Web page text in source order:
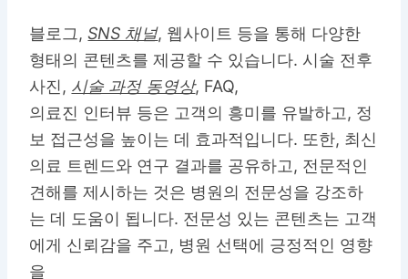
블로그,SNS 채널, 웹사이트 등을 통해 다양한
형태의 콘텐츠를 제공할 수 있습니다. 시술 전후
사진, 시술 과정 동영상, FAQ,
의료진 인터뷰 등은 고객의 흥미를 유발하고, 정
보 접근성을 높이는 데 효과적입니다. 또한, 최신
의료 트렌드와 연구 결과를 공유하고, 전문적인
견해를 제시하는 것은 병원의 전문성을 강조하
는 데 도움이 됩니다. 전문성 있는 콘텐츠는 고객
에게 신뢰감을 주고, 병원 선택에 긍정적인 영향
을